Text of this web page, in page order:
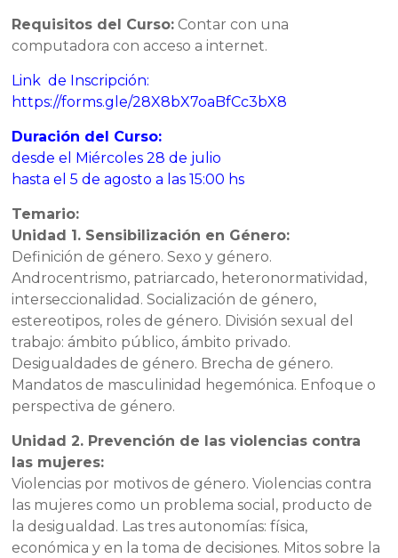
Requisitos del Curso: Contar con una
computadora con acceso a internet.
Link de Inscripción:
https://forms.gle/28X8bX7oaBfCc3bX8
Duración del Curso:
desde el Miércoles 28 de julio
hasta el 5 de agosto a las 15:00 hs
Temario:
Unidad 1. Sensibilización en Género:
Definición de género. Sexo y género.
Androcentrismo, patriarcado, heteronormatividad,
interseccionalidad. Socialización de género,
estereotipos, roles de género. División sexual del
trabajo: ámbito público, ámbito privado.
Desigualdades de género. Brecha de género.
Mandatos de masculinidad hegemónica. Enfoque o
perspectiva de género.
Unidad 2. Prevención de las violencias contra
las mujeres:
Violencias por motivos de género. Violencias contra
las mujeres como un problema social, producto de
la desigualdad. Las tres autonomías: física,
económica y en la toma de decisiones. Mitos sobre la